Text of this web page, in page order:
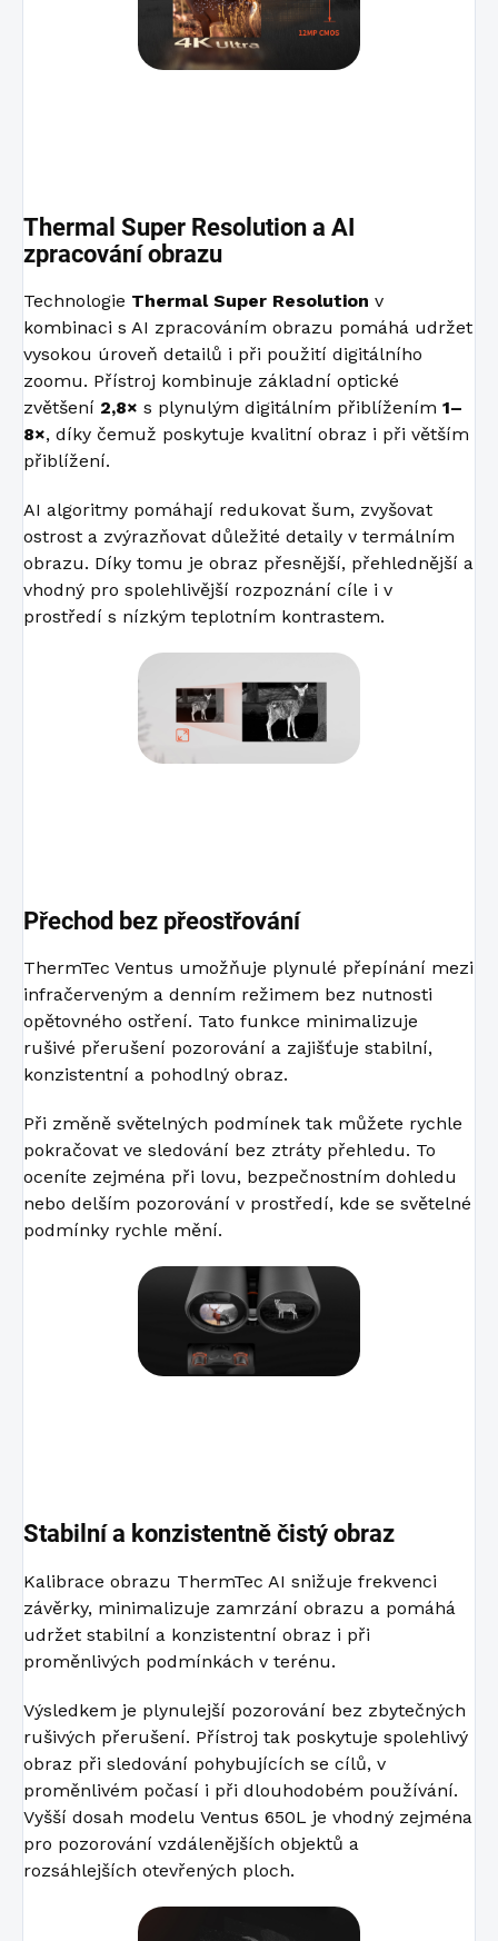
Thermal Super Resolution a AI
zpracování obrazu
Technologie Thermal Super Resolution v
kombinaci s AI zpracováním obrazu pomáhá udržet
vysokou úroveň detailů i při použití digitálního
zoomu. Přístroj kombinuje základní optické
zvětšení 2,8× s plynulým digitálním přiblížením 1–
8×, díky čemuž poskytuje kvalitní obraz i při větším
přiblížení.
AI algoritmy pomáhají redukovat šum, zvyšovat
ostrost a zvýrazňovat důležité detaily v termálním
obrazu. Díky tomu je obraz přesnější, přehlednější a
vhodný pro spolehlivější rozpoznání cíle i v
prostředí s nízkým teplotním kontrastem.
Přechod bez přeostřování
ThermTec Ventus umožňuje plynulé přepínání mezi
infračerveným a denním režimem bez nutnosti
opětovného ostření. Tato funkce minimalizuje
rušivé přerušení pozorování a zajišťuje stabilní,
konzistentní a pohodlný obraz.
Při změně světelných podmínek tak můžete rychle
pokračovat ve sledování bez ztráty přehledu. To
oceníte zejména při lovu, bezpečnostním dohledu
nebo delším pozorování v prostředí, kde se světelné
podmínky rychle mění.
Stabilní a konzistentně čistý obraz
Kalibrace obrazu ThermTec AI snižuje frekvenci
závěrky, minimalizuje zamrzání obrazu a pomáhá
udržet stabilní a konzistentní obraz i při
proměnlivých podmínkách v terénu.
Výsledkem je plynulejší pozorování bez zbytečných
rušivých přerušení. Přístroj tak poskytuje spolehlivý
obraz při sledování pohybujících se cílů, v
proměnlivém počasí i při dlouhodobém používání.
Vyšší dosah modelu Ventus 650L je vhodný zejména
pro pozorování vzdálenějších objektů a
rozsáhlejších otevřených ploch.